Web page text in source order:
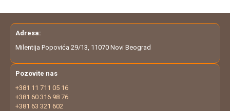
Adresa:
Milentija Popovića 29/13, 11070 Novi Beograd
Pozovite nas
+381 11 711 05 16
+381 60 316 98 76
+381 63 321 602